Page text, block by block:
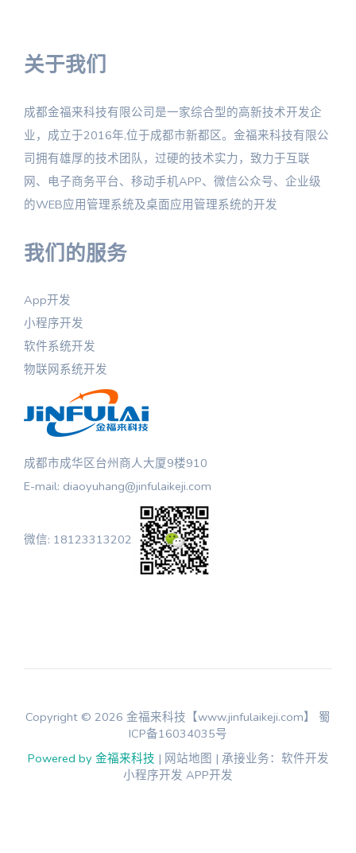
关于我们
成都金福来科技有限公司是一家综合型的高新技术开发企
业，成立于2016年,位于成都市新都区。金福来科技有限公
司拥有雄厚的技术团队，过硬的技术实力，致力于互联
网、电子商务平台、移动手机APP、微信公众号、企业级
的WEB应用管理系统及桌面应用管理系统的开发
我们的服务
App开发
小程序开发
软件系统开发
物联网系统开发
成都市成华区台州商人大厦9楼910
E-mail: diaoyuhang@jinfulaikeji.com
微信: 18123313202
Copyright © 2026 金福来科技【www.jinfulaikeji.com】 蜀
ICP备16034035号
Powered by 金福来科技 | 网站地图 | 承接业务：软件开发
小程序开发 APP开发